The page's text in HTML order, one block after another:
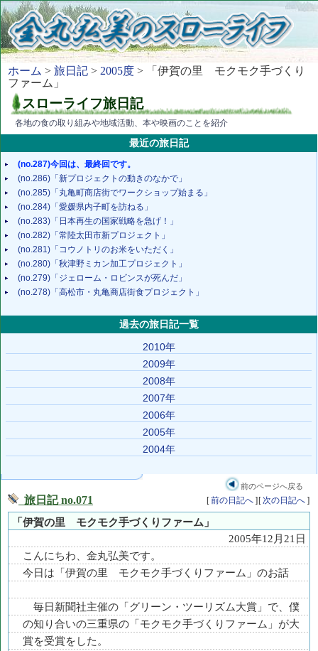
ホーム > 旅日記 > 2005度 > 「伊賀の里 モクモク手づくり
ファーム」
スローライフ旅日記
各地の食の取り組みや地域活動、本や映画のことを紹介
最近の旅日記
(no.287)今回は、最終回です。
(no.286)「新プロジェクトの動きのなかで」
(no.285)「丸亀町商店街でワークショップ始まる」
(no.284)「愛媛県内子町を訪ねる」
(no.283)「日本再生の国家戦略を急げ！」
(no.282)「常陸太田市新プロジェクト」
(no.281)「コウノトリのお米をいただく」
(no.280)「秋津野ミカン加工プロジェクト」
(no.279)「ジェローム・ロビンスが死んだ」
(no.278)「高松市・丸亀商店街食プロジェクト」
過去の旅日記一覧
2010年
2009年
2008年
2007年
2006年
2005年
2004年
前のページへ戻る
旅日記 no.071 [前の日記へ ] [ 次の日記へ ]
「伊賀の里 モクモク手づくりファーム」
2005年12月21日
こんにちわ、金丸弘美です。
今日は「伊賀の里 モクモク手づくりファーム」のお話
毎日新聞社主催の「グリーン・ツーリズム大賞」で、僕
の知り合いの三重県の「モクモク手づくりファーム」が大
賞を受賞をした。